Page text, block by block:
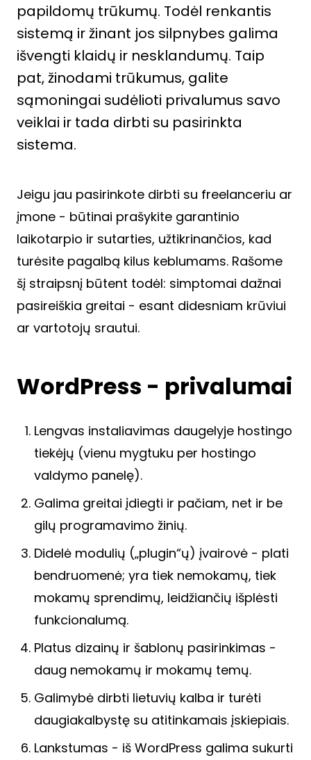
papildomų trūkumų. Todėl renkantis
sistemą ir žinant jos silpnybes galima
išvengti klaidų ir nesklandumų. Taip
pat, žinodami trūkumus, galite
sąmoningai sudėlioti privalumus savo
veiklai ir tada dirbti su pasirinkta
sistema.
Jeigu jau pasirinkote dirbti su freelanceriu ar
įmone - būtinai prašykite garantinio
laikotarpio ir sutarties, užtikrinančios, kad
turėsite pagalbą kilus keblumams. Rašome
šį straipsnį būtent todėl: simptomai dažnai
pasireiškia greitai - esant didesniam krūviui
ar vartotojų srautui.
WordPress - privalumai
Lengvas instaliavimas daugelyje hostingo
tiekėjų (vienu mygtuku per hostingo
valdymo panelę).
Galima greitai įdiegti ir pačiam, net ir be
gilų programavimo žinių.
Didelė modulių („plugin“ų) įvairovė - plati
bendruomenė; yra tiek nemokamų, tiek
mokamų sprendimų, leidžiančių išplėsti
funkcionalumą.
Platus dizainų ir šablonų pasirinkimas -
daug nemokamų ir mokamų temų.
Galimybė dirbti lietuvių kalba ir turėti
daugiakalbystę su atitinkamais įskiepiais.
Lankstumas - iš WordPress galima sukurti